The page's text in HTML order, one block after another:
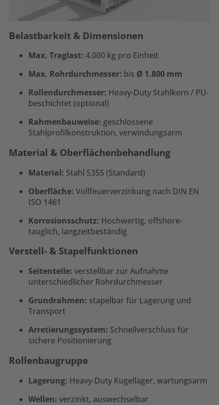
Belastbarkeit & Dimensionen
Max. Traglast: 4.000 kg pro Einheit
Max. Rohrdurchmesser: bis Ø 1.800 mm
Rollendurchmesser: Heavy-Duty Stahlkern / PU-
beschichtet (optional)
Rahmenbauweise: geschlossene
Stahlprofilkonstruktion, verwindungsarm
Material & Oberflächenbehandlung
Material: Stahl S355 (Standard)
Oberfläche: Vollfeuerverzinkung nach DIN EN
ISO 1461
Korrosionsschutz: Hochwertig, offshore-
tauglich, langzeitbeständig
Verstell- & Stapelfunktionen
Seitenteile: verstellbar zur Aufnahme
unterschiedlicher Rohrdurchmesser
Grundrahmen: stapelbar für Lagerung und
Transport
Arretierungssystem: Schnellverschluss für
sichere Positionierung
Rollenbaugruppe
Lagerung: Heavy-Duty Kugellager, wartungsarm
Wellen: verzinkt, auswechselbar